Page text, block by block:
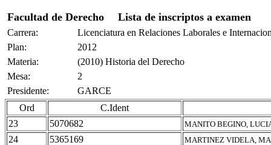
Facultad de Derecho Lista de inscriptos a examen
Carrera:
Licenciatura en Relaciones Laborales e
Plan:
2012
Materia:
(2010) Historia del Derecho
Mesa:
2
Presidente:
GARCE
Ord
C.Ident
23
5070682 MANITO BEGINO,
24 5365169 MARTINEZ VIDELA,